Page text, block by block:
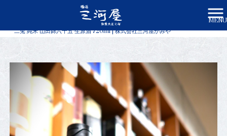
MENU
商品一覧
二兎 純米 山田錦六十五 生原酒 720ml | 株式会社三河屋かみや